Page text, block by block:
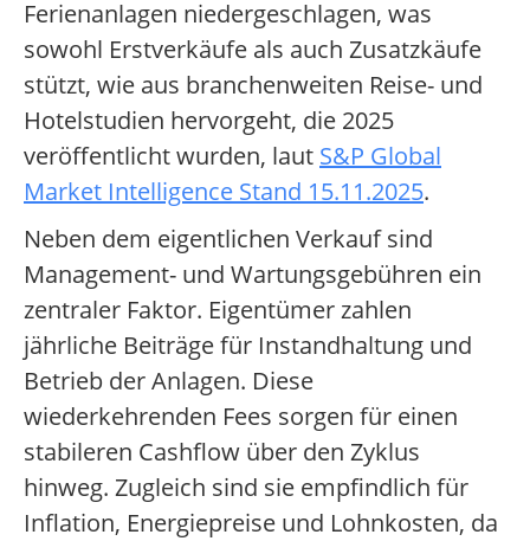
Ferienanlagen niedergeschlagen, was
sowohl Erstverkäufe als auch Zusatzkäufe
stützt, wie aus branchenweiten Reise- und
Hotelstudien hervorgeht, die 2025
veröffentlicht wurden, laut S&P Global
Market Intelligence Stand 15.11.2025.
Neben dem eigentlichen Verkauf sind
Management- und Wartungsgebühren ein
zentraler Faktor. Eigentümer zahlen
jährliche Beiträge für Instandhaltung und
Betrieb der Anlagen. Diese
wiederkehrenden Fees sorgen für einen
stabileren Cashflow über den Zyklus
hinweg. Zugleich sind sie empfindlich für
Inflation, Energiepreise und Lohnkosten, da